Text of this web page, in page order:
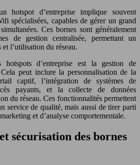
hotspot d’entreprise implique souvent
spécialisées, capables de gérer un grand
Ces bornes sont généralement
de gestion centralisée, permettant un
l’utilisation du réseau.
d’entreprise est la gestion de
peut inclure la personnalisation de la
captif, l’intégration de systèmes de
payants, et la collecte de données
du réseau. Ces fonctionnalités permettent
service de qualité, mais aussi de tirer parti
et d’analyse comportementale.
sécurisation des bornes